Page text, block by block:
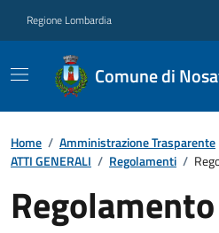
Regione Lombardia
Comune di
Home / Amministrazione Trasparente
ATTI GENERALI / Regolamenti /